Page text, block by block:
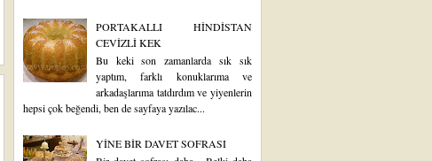
PORTAKALLI HİNDİSTAN
CEVİZLİ KEK
Bu keki son zamanlarda sık sık
yaptım, farklı konuklarıma ve
arkadaşlarıma tatdırdım ve yiyenlerin
hepsi çok beğendi, ben de sayfaya yazılac...
YİNE BİR DAVET SOFRASI